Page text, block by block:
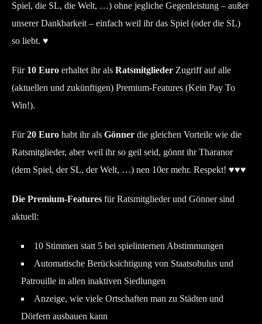
Spiel, die SL, die Welt, …) ohne jegliche Gegenleistung – außer
unserer Dankbarkeit – einfach weil ihr das Spiel (oder die SL)
so liebt. ♥
Für 10 Euro erhaltet ihr als Ratsmitglieder Zugriff auf alle
(aktuellen und zukünftigen) Premium-Features (Kein Pay To
Win!).
Für20 Euro habt ihr als Gönner die gleichen Vorteile wie die
Ratsmitglieder, aber weil ihr so geil seid, gönnt ihr Tharanor
(dem Spiel, der SL, der Welt, …) nen 10er mehr. Respekt! ♥♥♥
Die Premium-Features für Ratsmitglieder und Gönner sind
aktuell:
10 Stimmen statt 5 bei spielinternen Abstimmungen
Automatische Berücksichtigung von Staatsobulus und
Patrouille in allen inaktiven Siedlungen
Anzeige, wie viele Ortschaften man zu Städten und
Dörfern ausbauen kann